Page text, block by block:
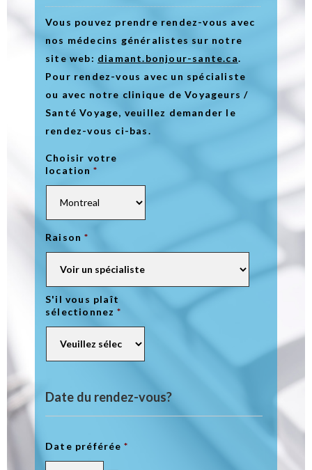
Vous pouvez prendre rendez-vous avec
nos médecins généralistes sur notre
site web: diamant.bonjour-sante.ca.
Pour rendez-vous avec un spécialiste
ou avec notre clinique de Voyageurs /
Santé Voyage, veuillez demander le
rendez-vous ci-bas.
Choisir votre
location *
Raison *
S'il vous plaît
sélectionnez *
Date du rendez-vous?
Date préférée *